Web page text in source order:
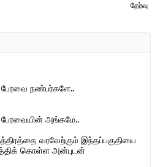
தேர்வு
பேரவை நண்பர்களே..
பேரவையின் அங்கமே..
வரவேற்கும் இந்தப்பகுதியை
கொள்ள அன்புடன்